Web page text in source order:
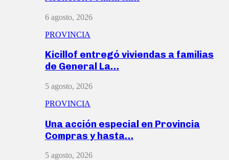
6 agosto, 2026
PROVINCIA
Kicillof entregó viviendas a familias
de General La…
5 agosto, 2026
PROVINCIA
Una acción especial en Provincia
Compras y hasta…
5 agosto, 2026